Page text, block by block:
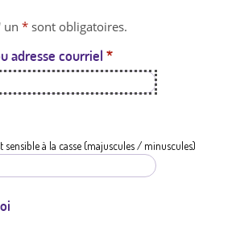
t
a
t
i
un * sont obligatoires.
adresse courriel *
sensible à la casse (majuscules / minuscules)